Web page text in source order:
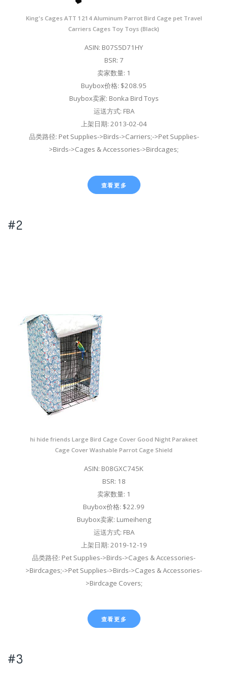
King's Cages ATT 1214 Aluminum Parrot Bird Cage pet Travel
Carriers Cages Toy Toys (Black)
ASIN: B07S5D71HY
BSR: 7
卖家数量: 1
Buybox价格: $208.95
Buybox卖家: Bonka Bird Toys
运送方式: FBA
上架日期: 2013-02-04
品类路径: Pet Supplies->Birds->Carriers;->Pet Supplies-
>Birds->Cages & Accessories->Birdcages;
查看更多
#2
hi hide friends Large Bird Cage Cover Good Night Parakeet
Cage Cover Washable Parrot Cage Shield
ASIN: B08GXC745K
BSR: 18
卖家数量: 1
Buybox价格: $22.99
Buybox卖家: Lumeiheng
运送方式: FBA
上架日期: 2019-12-19
品类路径: Pet Supplies->Birds->Cages & Accessories-
>Birdcages;->Pet Supplies->Birds->Cages & Accessories-
>Birdcage Covers;
查看更多
#3